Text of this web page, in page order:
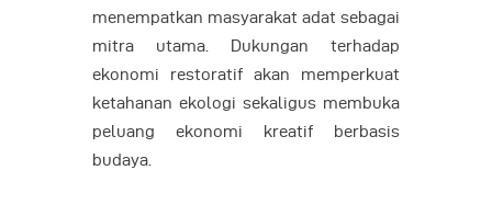
menempatkan masyarakat adat sebagai
mitra utama. Dukungan terhadap
ekonomi restoratif akan memperkuat
ketahanan ekologi sekaligus membuka
peluang ekonomi kreatif berbasis
budaya.